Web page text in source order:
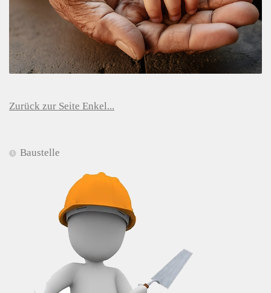
Zurück zur Seite Enkel...
Baustelle